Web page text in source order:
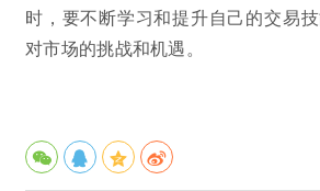
时，要不断学习和提升自己的交易
对市场的挑战和机遇。